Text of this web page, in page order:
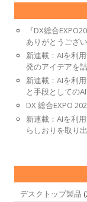
『DX総合
ありがとうござ
新連載：AIを利
発のアイデアを
新連載：AIを利
と手段としてのAI
DX 総合EXPO
新連載：AIを利
らしおりを取り
デスクトップ製品